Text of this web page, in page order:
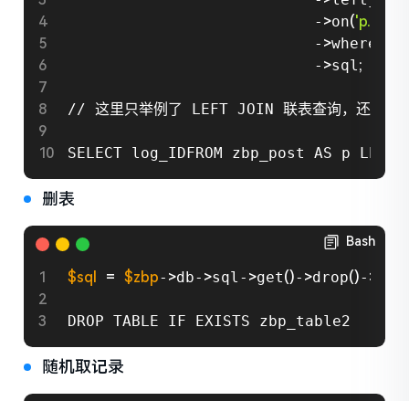
                           -
>on(
                           -
>where
                           -
>sql;
// 这里只举例了 LEFT JOIN 联表查询，还分别
SELECT log_IDFROM zbp_post AS p
删表
Bash
$sql = $zbp- >db- >sql- >get()- >drop()- >
DROP TABLE IF EXISTS zbp_table2
随机取记录